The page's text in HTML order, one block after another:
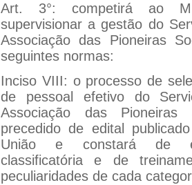
Art. 3°: competirá ao
supervisionar a gestão do
Associação das Pioneiras
seguintes normas:
Inciso VIII: o processo de
de pessoal efetivo do
Associação das
precedido de edital
União e constará de
classificatória e de
peculiaridades de cada